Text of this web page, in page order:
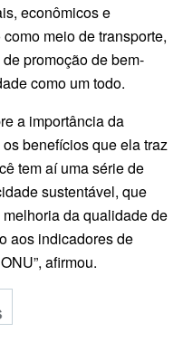
econômicos e
meio de transporte,
promoção de bem-
como um todo.
a importância da
benefícios que ela traz
tem aí uma série de
sustentável, que
da qualidade de
aos indicadores de
afirmou.